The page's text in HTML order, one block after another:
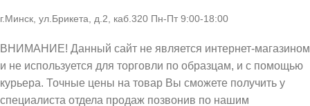
г.Минск, ул.Брикета, д.2, каб.320 Пн-Пт 9:00-18:00
ВНИМАНИЕ! Данный сайт не является интернет-магазином
и не используется для торговли по образцам, и с помощью
курьера. Точные цены на товар Вы сможете получить у
специалиста отдела продаж позвонив по нашим